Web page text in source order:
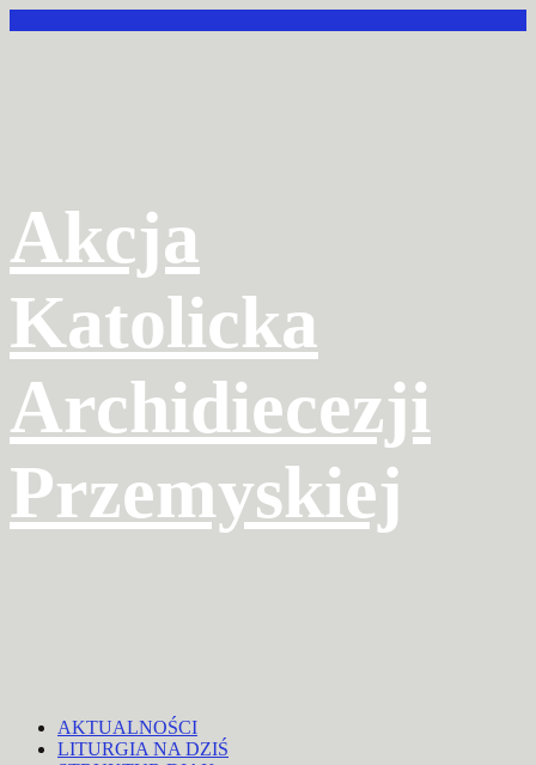
Akcja
Katolicka
Archidiecezji
Przemyskiej
AKTUALNOŚCI
LITURGIA NA DZIŚ